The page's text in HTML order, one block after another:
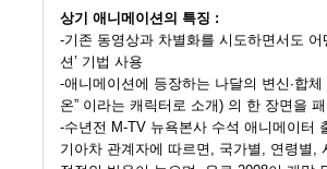
상기 애니메이션의 특징 :
-기존 동영상과 차별화를 시도하면서도
션’ 기법 사용
-애니메이션에 등장하는 나달의 변신∙합
온” 이라는 캐릭터로 소개) 의 한 장면을
-수년전 M-TV 뉴욕본사 수석 애니메이터
기아차 관계자에 따르면, 국가별, 연령별,